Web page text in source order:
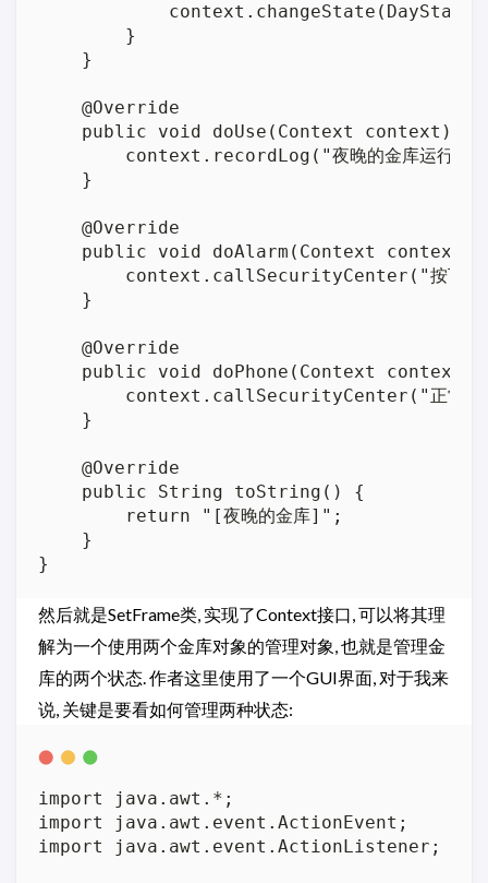
        }
    }
    @Override
    public void doUse(Context context) {
context.recordLog("夜晚的金库运行中
    }
    @Override
public void doAlarm(Context context)
context.callSecurityCenter("按下警
    }
    @Override
public void doPhone(Context context)
context.callSecurityCenter("正常通
    }
    @Override
    public String toString() {
        return "[夜晚的金库]";
    }
然后就是SetFrame类, 实现了Context接口, 可以将其理
解为一个使用两个金库对象的管理对象, 也就是管理金
库的两个状态. 作者这里使用了一个GUI界面, 对于我来
说, 关键是要看如何管理两种状态:
import java.awt.*;
import java.awt.event.ActionEvent;
import java.awt.event.ActionListener;